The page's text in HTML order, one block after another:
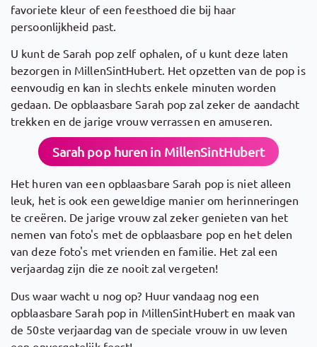
favoriete kleur of een feesthoed die bij haar
persoonlijkheid past.
U kunt de Sarah pop zelf ophalen, of u kunt deze laten
bezorgen in MillenSintHubert. Het opzetten van de pop is
eenvoudig en kan in slechts enkele minuten worden
gedaan. De opblaasbare Sarah pop zal zeker de aandacht
trekken en de jarige vrouw verrassen en amuseren.
Sarah pop huren in MillenSintHubert
Het huren van een opblaasbare Sarah pop is niet alleen
leuk, het is ook een geweldige manier om herinneringen
te creëren. De jarige vrouw zal zeker genieten van het
nemen van foto's met de opblaasbare pop en het delen
van deze foto's met vrienden en familie. Het zal een
verjaardag zijn die ze nooit zal vergeten!
Dus waar wacht u nog op? Huur vandaag nog een
opblaasbare Sarah pop in MillenSintHubert en maak van
de 50ste verjaardag van de speciale vrouw in uw leven